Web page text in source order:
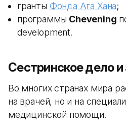
гранты Фонда Ага Хана;
программы Chevening
development.
Сестринское дело
Во многих странах мира
на врачей, но и на
медицинской помощи.